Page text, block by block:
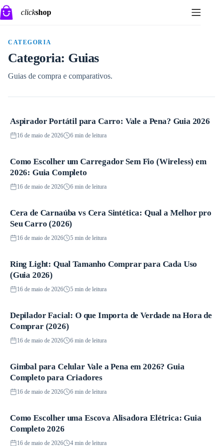
Pular
para
o
clickshop
CATEGORIA
Categoria: Guias
Guias de compra e comparativos.
Guias
Aspirador Portátil para Carro: Vale a Pena? Guia 2026
16 de maio de 2026 6 min de leitura
Guias
Como Escolher um Carregador Sem Fio (Wireless) em
2026: Guia Completo
16 de maio de 2026 6 min de leitura
Guias
Cera de Carnaúba vs Cera Sintética: Qual a Melhor pro
Seu Carro (2026)
16 de maio de 2026 5 min de leitura
Guias
Ring Light: Qual Tamanho Comprar para Cada Uso
(Guia 2026)
16 de maio de 2026 5 min de leitura
Guias
Depilador Facial: O que Importa de Verdade na Hora de
Comprar (2026)
16 de maio de 2026 6 min de leitura
Guias
Gimbal para Celular Vale a Pena em 2026? Guia
Completo para Criadores
16 de maio de 2026 6 min de leitura
Guias
Como Escolher uma Escova Alisadora Elétrica: Guia
Completo 2026
16 de maio de 2026 4 min de leitura